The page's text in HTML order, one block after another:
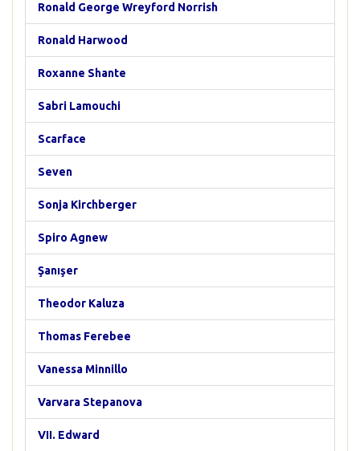
Ronald George Wreyford Norrish
Ronald Harwood
Roxanne Shante
Sabri Lamouchi
Scarface
Seven
Sonja Kirchberger
Spiro Agnew
Şanışer
Theodor Kaluza
Thomas Ferebee
Vanessa Minnillo
Varvara Stepanova
VII. Edward